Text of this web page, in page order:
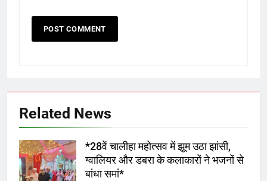
Related News
*28वें चालीहा महोत्सव में झूम उठा झांसी,
ग्वालियर और डबरा के कलाकारों ने भजनों से
बांधा समां*